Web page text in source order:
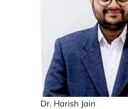
Dr. Harish Jain